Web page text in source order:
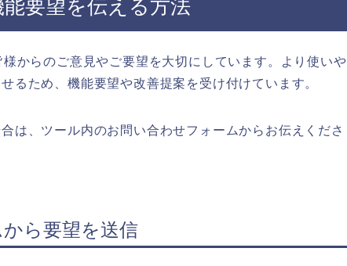
要望を伝える方法
からのご意見やご要望を大切にしています。より使いや
るため、機能要望や改善提案を受け付けています。
は、ツール内のお問い合わせフォームからお伝えくださ
ら要望を送信